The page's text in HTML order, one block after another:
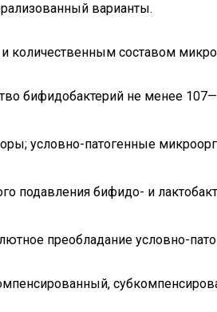
варианты.
и количественным составом
бифидобактерий не менее
условно-патогенные
подавления бифидо- и
преобладание условно-